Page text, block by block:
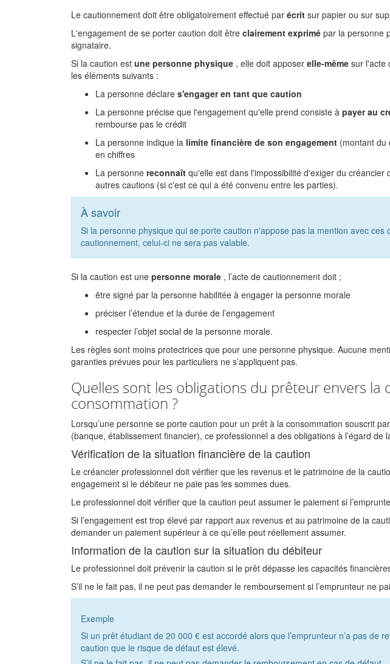
Le cautionnement doit être obligatoirement effectué par écrit sur papier ou sur
L'engagement de se porter caution doit être clairement exprimé par la personne
signataire.
Si la caution est une personne physique , elle doit apposer elle-même sur l'acte
les éléments suivants :
La personne déclare s'engager en tant que caution
La personne précise que l'engagement qu'elle prend consiste à payer au
rembourse pas le crédit
La personne indique la limite financière de son engagement (montant du
en chiffres
La personne reconnaît qu'elle est dans l'impossibilité d'exiger du créancier
autres cautions (si c'est ce qui a été convenu entre les parties).
À savoir
Si la personne physique qui se porte caution n'appose pas la mention avec ces
cautionnement, celui-ci ne sera pas valable.
Si la caution est une personne morale , l’acte de cautionnement doit ;
être signé par la personne habilitée à engager la personne morale
préciser l’étendue et la durée de l’engagement
respecter l’objet social de la personne morale.
Les règles sont moins protectrices que pour une personne physique. Aucune
garanties prévues pour les particuliers ne s’appliquent pas.
Quelles sont les obligations du prêteur envers la
consommation ?
Lorsqu’une personne se porte caution pour un prêt à la consommation souscrit
(banque, établissement financier), ce professionnel a des obligations à l’égard de
Vérification de la situation financière de la caution
Le créancier professionnel doit vérifier que les revenus et le patrimoine de la
engagement si le débiteur ne paie pas les sommes dues.
Le professionnel doit vérifier que la caution peut assumer le paiement si
Si l’engagement est trop élevé par rapport aux revenus et au patrimoine de la
demander un paiement supérieur à ce qu’elle peut réellement assumer.
Information de la caution sur la situation du débiteur
Le professionnel doit prévenir la caution si le prêt dépasse les capacités
S’il ne le fait pas, il ne peut pas demander le remboursement si l’emprunteur ne
Exemple
Si un prêt étudiant de 20 000 € est accordé alors que l’emprunteur n’a pas de
caution que le risque de défaut est élevé.